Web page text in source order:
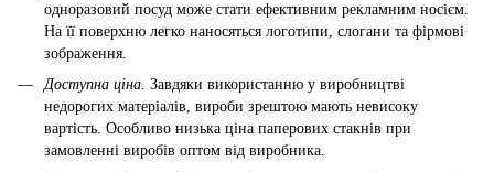
одноразовий посуд може стати ефективним рекламним носієм.
На її поверхню легко наносяться логотипи, слогани та фірмові
зображення.
Доступна ціна. Завдяки використанню у виробництві
недорогих матеріалів, вироби зрештою мають невисоку
вартість. Особливо низька ціна паперових стакнів при
замовленні виробів оптом від виробника.